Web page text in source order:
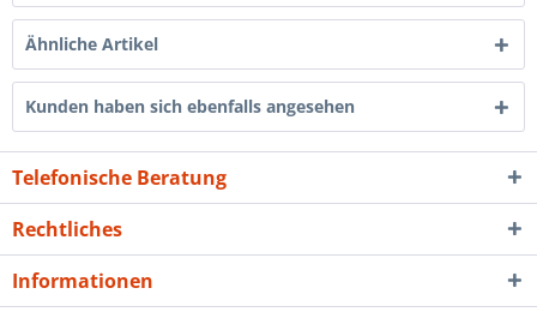
Ähnliche Artikel
Kunden haben sich ebenfalls angesehen
Telefonische Beratung
Rechtliches
Informationen